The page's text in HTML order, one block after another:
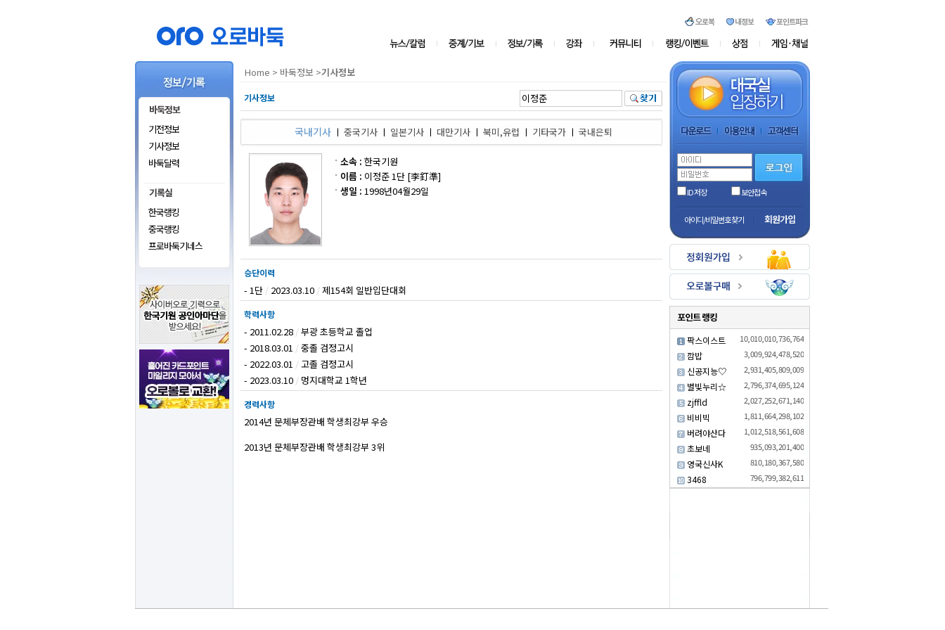
기전정보
기사정보
바둑달력
한국랭킹
중국랭킹
프로바둑기네스
Home > 바둑정보 >기사정보
기사정보
국내기사ㅣ 중국기사ㅣ 일본기사ㅣ 대만기사ㅣ 북미,유럽 ㅣ 기타국가ㅣ 국내은퇴
소속 : 한국기원
이름 : 이정준 1단 [李釘準]
생일 : 1998년04월29일
승단이력
- 1단 / 2023.03.10 /제154회 일반입단대회
학력사항
- 2011.02.28 /부광 초등학교 졸업
- 2018.03.01 /중졸 검정고시
- 2022.03.01 /고졸 검정고시
- 2023.03.10 / 멍지대학교 1학년
경력사항
2014년 문체부장관배 학생최강부 우승
2013년 문체부장관배 학생최강부 3위
ID 저장 보안접속
아이디/비밀번호 찾기 회원가입
팍스이스트 10,010,010,736,764
깜밥 3,009,924,478,520
신공지능♡ 2,931,405,809,009
별빛누리☆ 2,796,374,695,124
zjffld 2,027,252,671,140
비비빅 1,811,664,298,102
버려야산다 1,012,518,561,608
초보네 935,093,201,400
영국신사K 810,180,367,580
3468 796,799,382,611